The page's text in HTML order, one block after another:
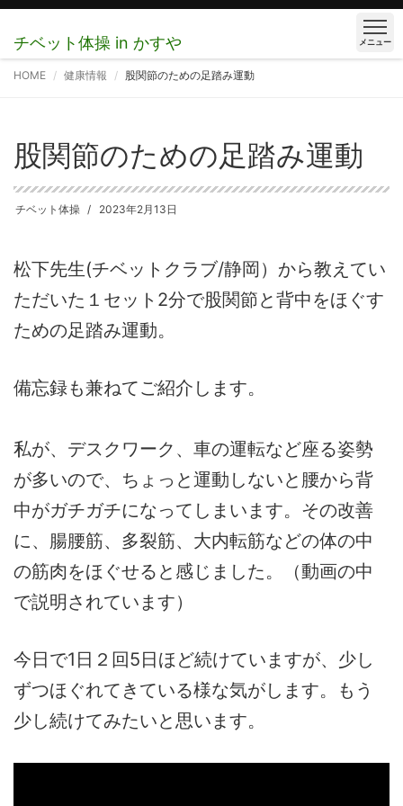
チベット体操 in かすや メニュー
HOME 健康情報 股関節のための足踏み運動
股関節のための足踏み運動
チベット体操 2023年2月13日
松下先生(チベットクラブ/静岡）から教えてい
ただいた１セット2分で股関節と背中をほぐす
ための足踏み運動。
備忘録も兼ねてご紹介します。
私が、デスクワーク、車の運転など座る姿勢
が多いので、ちょっと運動しないと腰から背
中がガチガチになってしまいます。その改善
に、腸腰筋、多裂筋、大内転筋などの体の中
の筋肉をほぐせると感じました。（動画の中
で説明されています）
今日で1日２回5日ほど続けていますが、少し
ずつほぐれてきている様な気がします。もう
少し続けてみたいと思います。